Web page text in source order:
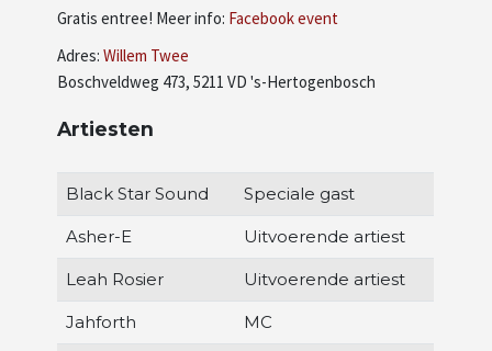
Gratis entree! Meer info: Facebook event
Adres:Willem Twee
Boschveldweg 473, 5211 VD 's-Hertogenbosch
Artiesten
Black Star Sound Speciale gast
Asher-E Uitvoerende artiest
Leah Rosier Uitvoerende artiest
Jahforth MC